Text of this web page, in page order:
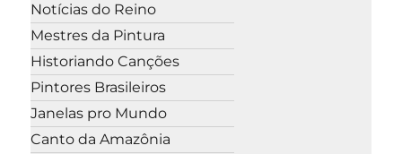
Notícias do Reino
Mestres da Pintura
Historiando Canções
Pintores Brasileiros
Janelas pro Mundo
Canto da Amazônia